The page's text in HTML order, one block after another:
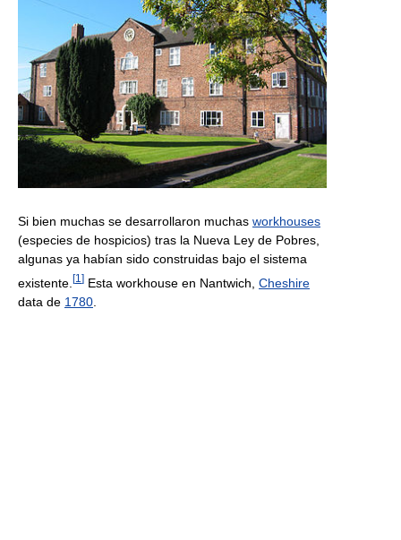
Si bien muchas se desarrollaron muchas workhouses
(especies de hospicios) tras la Nueva Ley de Pobres,
algunas ya habían sido construidas bajo el sistema
existente. [1 ] Esta workhouse en Nantwich, Cheshire
data de 1780